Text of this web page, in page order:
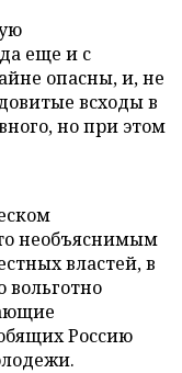
еще и с
опасны, и, не
всходы в
но при этом
необъяснимым
властей, в
Россию